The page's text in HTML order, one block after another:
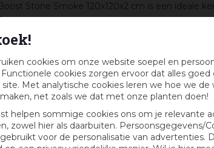
cookies om onze website soepel en
cookies zorgen ervoor dat alles
site. Met analytische cookies leren we hoe we
net zoals we dat met onze planten doen!
helpen sommige cookies ons om je relevante
zowel hier als daarbuiten. Persoonsgegevens/
voor de personalisatie van advertenties.
Stone Smoke 120x120x2 cm is een ideale
recht. Het is hoogwaardig keramiek van
heeft een afmeting van 120x120 cm, en
vlekken en simpel schoon te houden.
je afhankelijk van de grondslag wel
tegels met een dikte van 2 cm bestaat uit
10 cm. Deze onderlaag zorgt ervoor dat de
5 m2 oppervlak door te mengen.